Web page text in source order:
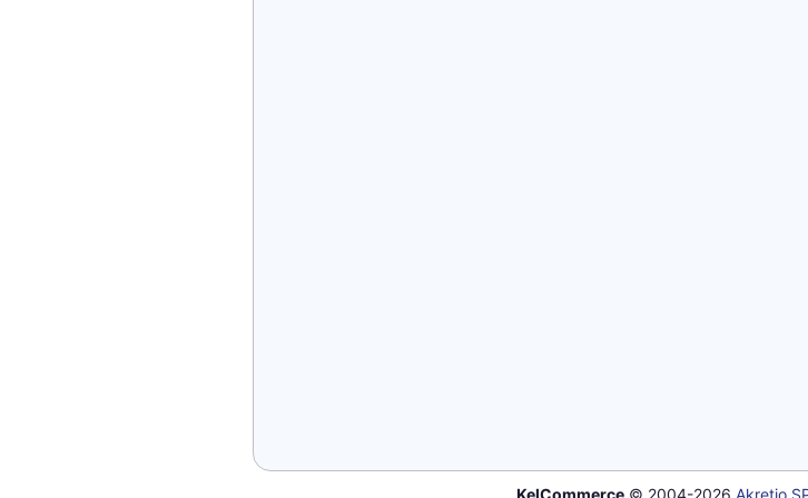
KelCommerce© 2004-2026 Akretio